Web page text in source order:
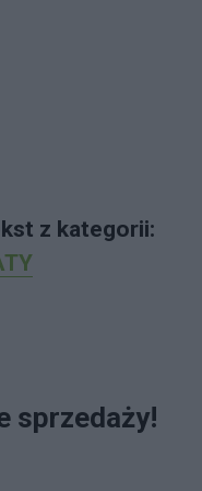
z kategorii:
sprzedaży!